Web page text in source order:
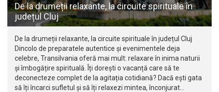
De la drumeții relaxante, la circuite spirituale în
județul Cluj
De la drumeții relaxante, la circuite spirituale în județul Cluj
Dincolo de preparatele autentice și evenimentele deja
celebre, Transilvania oferă mai mult: relaxare în inima naturii
și îmbogățire spirituală. Îți dorești o vacanță care să te
deconecteze complet de la agitația cotidiană? Dacă ești gata
să îți încarci sufletul și să îți relaxezi mintea, înconjurat…